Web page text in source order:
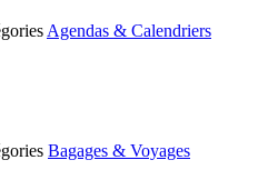
Agendas & Calendriers
Bagages & Voyages